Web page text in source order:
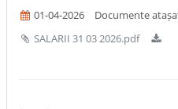
01-04-2026 Documente
SALARII 31 03 2026.pdf